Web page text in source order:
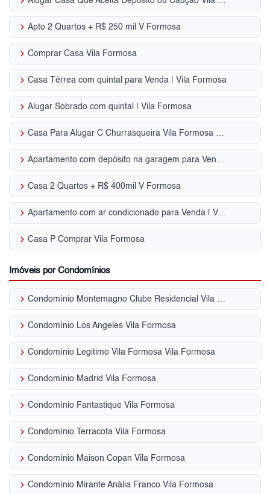
keyboard_arrow_right Apto 2 Quartos + R$ 250 mil V Formosa
keyboard_arrow_right Comprar Casa Vila Formosa
keyboard_arrow_right Casa Térrea com quintal para Venda | Vila Formosa
keyboard_arrow_right Alugar Sobrado com quintal | Vila Formosa
keyboard_arrow_right Casa Para Alugar C Churrasqueira Vila Formosa - SP
keyboard_arrow_right Apartamento com depósito na garagem para Venda | Vila Formosa
keyboard_arrow_right Casa 2 Quartos + R$ 400mil V Formosa
keyboard_arrow_right Apartamento com ar condicionado para Venda | Vila Formosa
keyboard_arrow_right Casa P Comprar Vila Formosa
Imóveis por Condomínios
keyboard_arrow_right Condomínio Montemagno Clube Residencial Vila Formosa
keyboard_arrow_right Condomínio Los Angeles Vila Formosa
keyboard_arrow_right Condomínio Legitimo Vila Formosa Vila Formosa
keyboard_arrow_right Condomínio Madrid Vila Formosa
keyboard_arrow_right Condomínio Fantastique Vila Formosa
keyboard_arrow_right Condomínio Terracota Vila Formosa
keyboard_arrow_right Condomínio Maison Copan Vila Formosa
keyboard_arrow_right Condomínio Mirante Anália Franco Vila Formosa